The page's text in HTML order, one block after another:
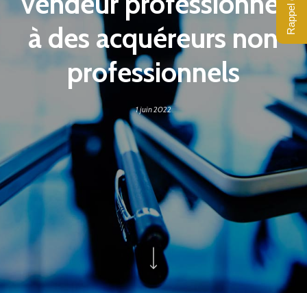
à des acquéreurs non
professionnels
1 juin 2022